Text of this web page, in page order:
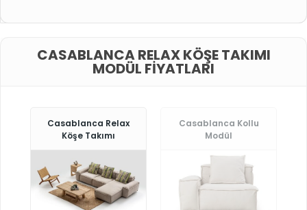
CASABLANCA RELAX KÖŞE TAKIMI
MODÜL FIYATLARI
Casablanca Relax
Köşe Takımı
Casablanca Kollu
Modül